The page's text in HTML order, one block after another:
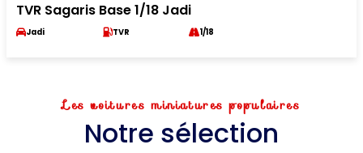
TVR Sagaris Base 1/18 Jadi
Jadi TVR 1/18
Les voitures miniatures populaires
Notre sélection